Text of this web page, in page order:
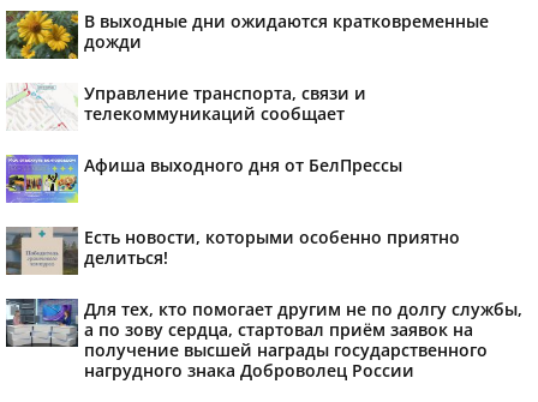
В выходные дни ожидаются кратковременные
дожди
Управление транспорта, связи и
телекоммуникаций сообщает
Афиша выходного дня от БелПрессы
Есть новости, которыми особенно приятно
делиться!
Для тех, кто помогает другим не по долгу службы,
а по зову сердца, стартовал приём заявок на
получение высшей награды государственного
нагрудного знака Доброволец России